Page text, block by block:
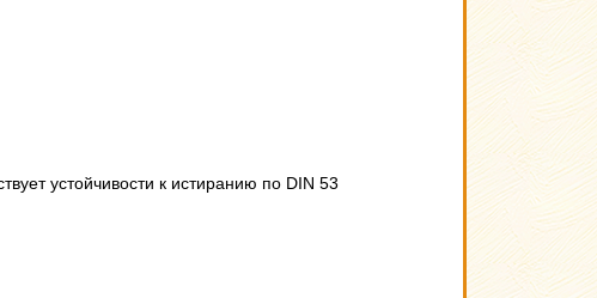
устойчивости к истиранию по DIN 53